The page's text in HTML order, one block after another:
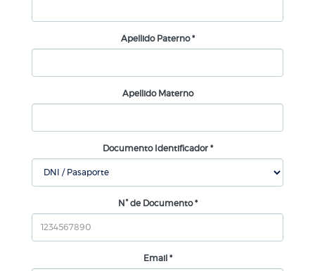
Apellido Paterno *
Apellido Materno
Documento Identificador *
N° de Documento *
Email *